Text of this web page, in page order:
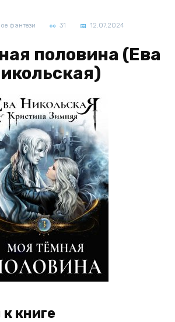
фэнтези 31 12.07.2024
половина (Ева
книге